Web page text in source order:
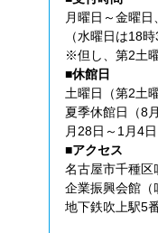
月曜日～金曜
（水曜日は18時
※但し、第2土
■休館日
土曜日（第2土
夏季休館日（8
月28日～1月4日
■アクセス
名古屋市千種区
企業振興会館（
地下鉄吹上駅5